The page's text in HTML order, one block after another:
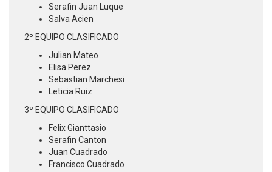
Serafin Juan Luque
Salva Acien
2º EQUIPO CLASIFICADO
Julian Mateo
Elisa Perez
Sebastian Marchesi
Leticia Ruiz
3º EQUIPO CLASIFICADO
Felix Gianttasio
Serafin Canton
Juan Cuadrado
Francisco Cuadrado